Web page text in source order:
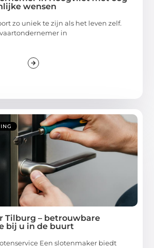
wensen
zo uniek te zijn als het leven zelf.
in
Tilburg – betrouwbare
bij u in de buurt
Een slotenmaker biedt